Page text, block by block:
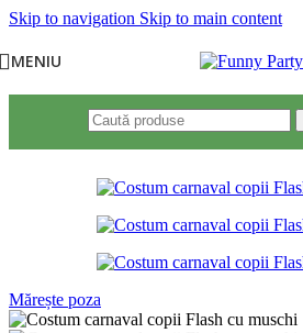
Skip to navigation Skip to main content
MENIU
Mărește poza